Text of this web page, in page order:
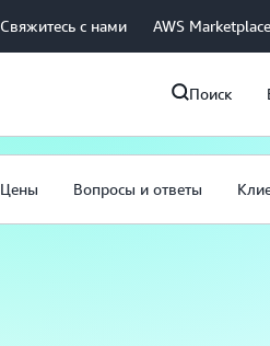
Свяжитесь с нами AWS Marketplace
Поиск
Цены Вопросы и ответы